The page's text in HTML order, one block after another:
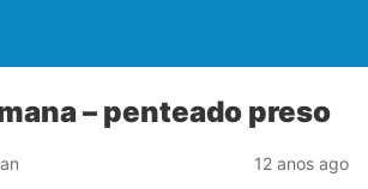
– penteado preso
12 anos ago